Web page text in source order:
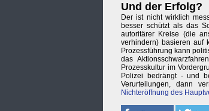
Und der Erfolg?
Der ist nicht wirklich
besser schützt als das
autoritärer Kreise (die
verhindern) basieren auf
Prozessführung kann
das
Prozesskultur im
Polizei bedrängt - und
Verurteilungen, dann
Nichteröffnung des